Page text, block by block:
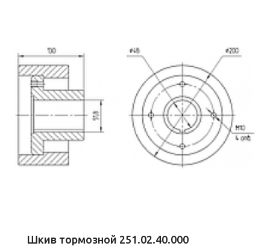
Шкив тормозной 251.02.40.000